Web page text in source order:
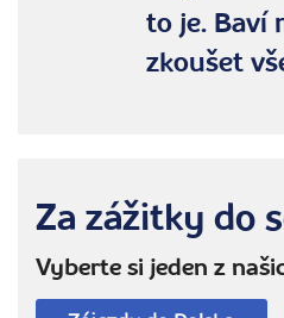
to je. Baví
zkoušet
Za zážitky do
Vyberte si jeden z